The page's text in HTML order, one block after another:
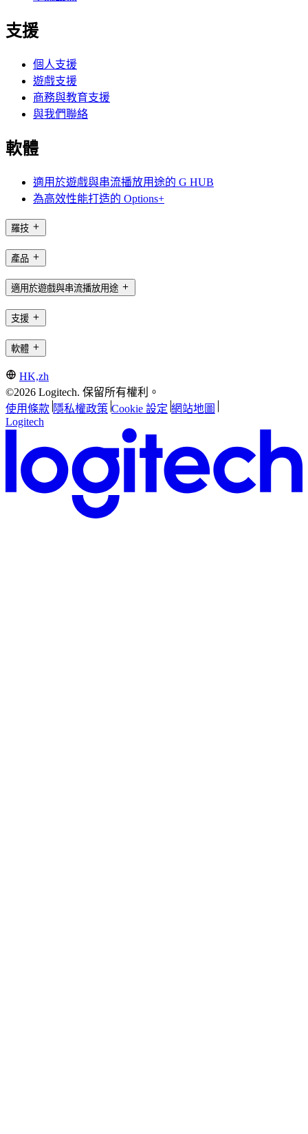
支援
個人支援
遊戲支援
商務與教育支援
與我們聯絡
軟體
適用於遊戲與串流播放用途的 G HUB
為高效性能打造的 Options+
羅技
產品
適用於遊戲與串流播放用途
支援
軟體
HK,zh
©2026 Logitech. 保留所有權利。
使用條款 隱私權政策 Cookie 設定 網站地圖
Logitech